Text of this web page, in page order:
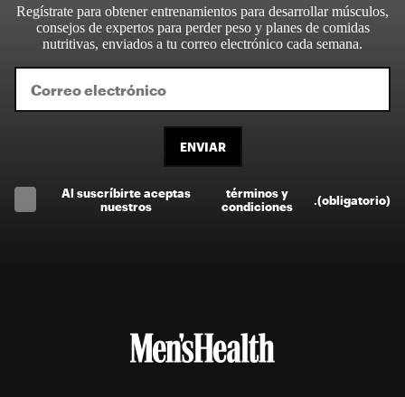
Regístrate para obtener entrenamientos para desarrollar músculos,
consejos de expertos para perder peso y planes de comidas
nutritivas, enviados a tu correo electrónico cada semana.
ENVIAR
Al suscríbirte aceptas
nuestros
términos y
condiciones
(obligatorio)